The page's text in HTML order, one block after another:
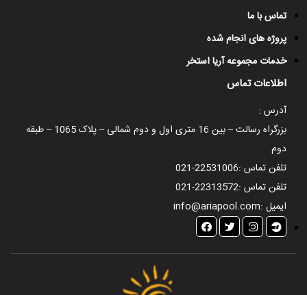
تماس با ما
پروژه های انجام شده
خدمات مجموعه آریا استخر
اطلاعات تماس
آدرس :
بزرگراه رسالت – بین 16 متری اول و دوم شمالی – پلاک 1065 – طبقه
دوم
تلفن تماس :021-22531006
تلفن تماس :021-22313572
ایمیل :info@ariapool.com